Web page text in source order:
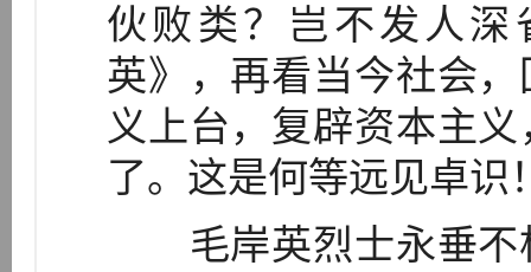
伙败类？岂不发人
英》，再看当今社会
义上台，复辟资本主
了。这是何等远见卓识
毛岸英烈士永垂不